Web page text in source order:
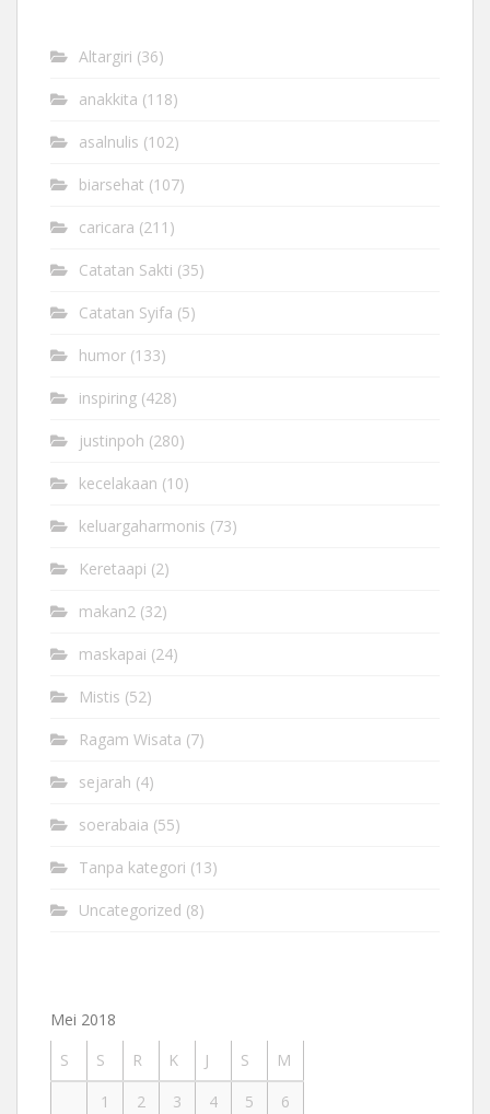
Altargiri (36)
anakkita (118)
asalnulis (102)
biarsehat (107)
caricara (211)
Catatan Sakti (35)
Catatan Syifa (5)
humor (133)
inspiring (428)
justinpoh (280)
kecelakaan (10)
keluargaharmonis (73)
Keretaapi (2)
makan2 (32)
maskapai (24)
Mistis (52)
Ragam Wisata (7)
sejarah (4)
soerabaia (55)
Tanpa kategori (13)
Uncategorized (8)
Mei 2018
S
S R K J S
M
1
2 3 4 5
6